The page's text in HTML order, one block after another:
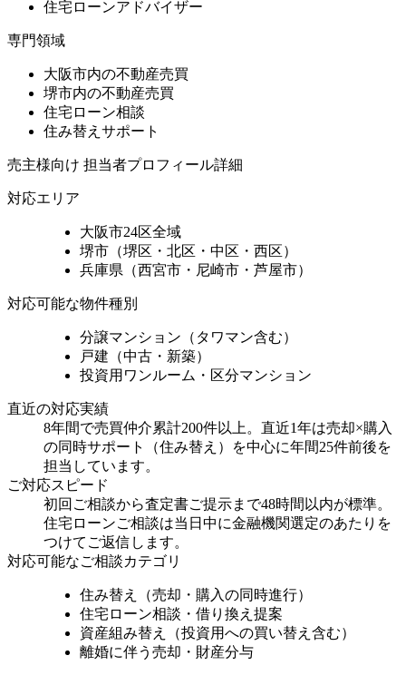
住宅ローンアドバイザー
専門領域
大阪市内の不動産売買
堺市内の不動産売買
住宅ローン相談
住み替えサポート
売主様向け 担当者プロフィール詳細
対応エリア
大阪市24区全域
堺市（堺区・北区・中区・西区）
兵庫県（西宮市・尼崎市・芦屋市）
対応可能な物件種別
分譲マンション（タワマン含む）
戸建（中古・新築）
投資用ワンルーム・区分マンション
直近の対応実績
8年間で売買仲介累計200件以上。直近1年は売却×購入
の同時サポート（住み替え）を中心に年間25件前後を
担当しています。
ご対応スピード
初回ご相談から査定書ご提示まで48時間以内が標準。
住宅ローンご相談は当日中に金融機関選定のあたりを
つけてご返信します。
対応可能なご相談カテゴリ
住み替え（売却・購入の同時進行）
住宅ローン相談・借り換え提案
資産組み替え（投資用への買い替え含む）
離婚に伴う売却・財産分与